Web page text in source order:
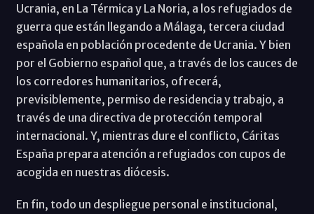
Ucrania, en La Térmica y La Noria, a los refugiados de
guerra que están llegando a Málaga, tercera ciudad
española en población procedente de Ucrania. Y bien
por el Gobierno español que, a través de los cauces de
los corredores humanitarios, ofrecerá,
previsiblemente, permiso de residencia y trabajo, a
través de una directiva de protección temporal
internacional. Y, mientras dure el conflicto, Cáritas
España prepara atención a refugiados con cupos de
acogida en nuestras diócesis.
En fin, todo un despliegue personal e institucional,